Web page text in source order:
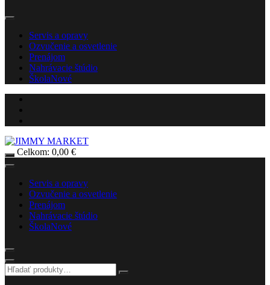
Servis a opravy
Ozvučenie a osvetlenie
Prenájom
Nahrávacie štúdio
ŠkolaNové
Celkom: 0,00 €
Servis a opravy
Ozvučenie a osvetlenie
Prenájom
Nahrávacie štúdio
ŠkolaNové